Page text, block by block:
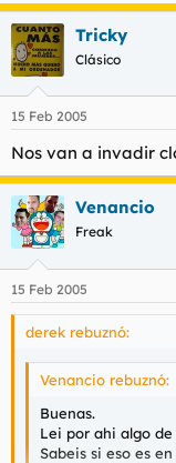
Tricky
Clásico
15 Feb 2005
Nos van a invadir
Venancio
Freak
15 Feb 2005
derek rebuznó:
Venancio rebuznó:
Buenas.
Lei por ahi algo de
Sabeis si eso es